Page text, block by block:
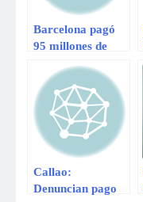
Barcelona pagó
95 millones de
Neymar y no 57
Callao:
Denuncian pago